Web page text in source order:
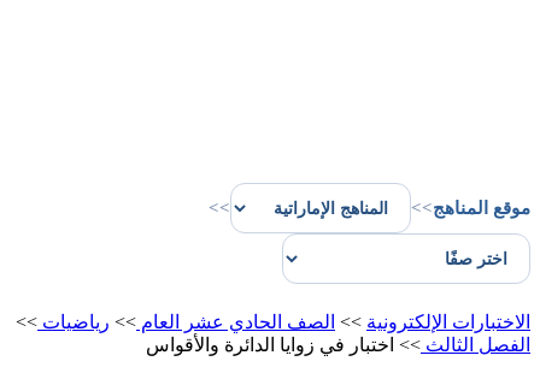
موقع المناهج>>
>>
الاختبارات الإلكترونية >> الصف الحادي عشر العام >> رياضيات >>
الفصل الثالث >> اختبار في زوايا الدائرة والأقواس